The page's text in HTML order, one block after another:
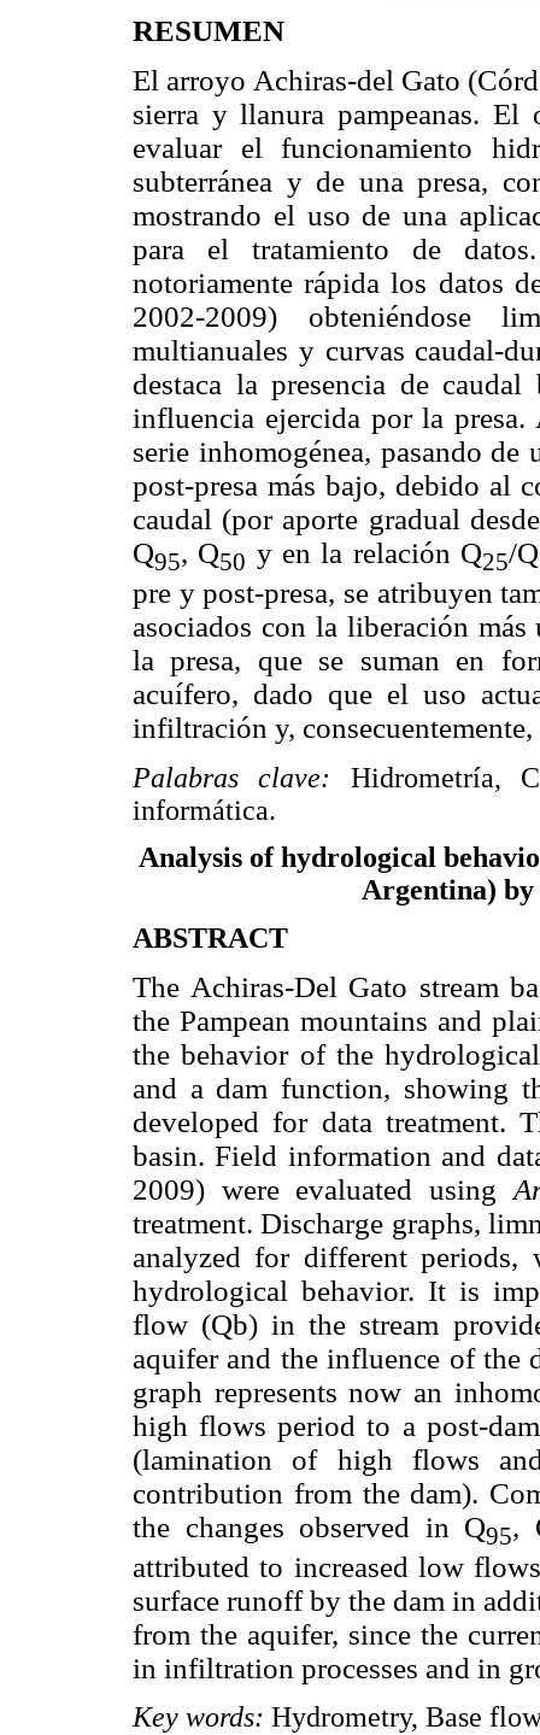
RESUMEN
El arroyo Achiras-del Gato
sierra y llanura pampeanas. El
evaluar el funcionamiento
subterránea y de una presa,
mostrando el uso de una
para el tratamiento de
notoriamente rápida los datos
2002-2009) obteniéndose
multianuales y curvas caudal-
destaca la presencia de
influencia ejercida por la presa.
serie inhomogénea, pasando
post-presa más bajo, debido al
caudal (por aporte gradual
Q95, Q50 y en la relación Q25/Q
pre y post-presa, se atribuyen
asociados con la liberación
la presa, que se suman en
acuífero, dado que el uso
infiltración y,
Palabras clave: Hidrometría,
informática.
Analysis of hydrological
Argentina) by
ABSTRACT
The Achiras-Del Gato stream
the Pampean mountains and
the behavior of the
and a dam function, showing
developed for data treatment.
basin. Field information and
2009) were evaluated using
treatment. Discharge graphs,
analyzed for different periods,
hydrological behavior. It is
flow (Qb) in the stream
aquifer and the influence of the
graph represents now an
high flows period to a post-
(lamination of high flows
contribution from the dam).
the changes observed in Q95,
attributed to increased low
surface runoff by the dam in
from the aquifer, since the
in infiltration processes and in
Key words: Hydrometry, Base